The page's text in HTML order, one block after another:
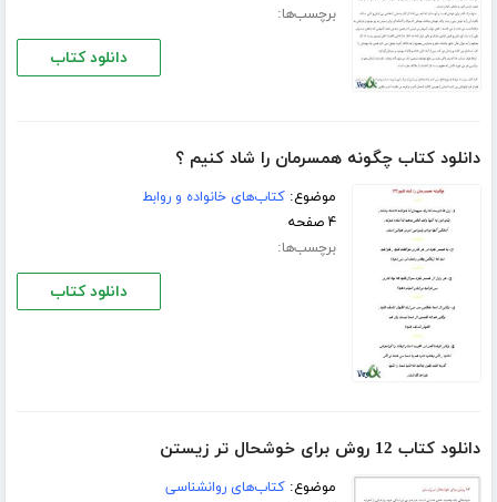
برچسب‌ها:
دانلود کتاب
دانلود کتاب چگونه همسرمان را شاد کنیم ؟
موضوع:کتاب‌های خانواده و روابط
۴ صفحه
برچسب‌ها:
دانلود کتاب
دانلود کتاب 12 روش برای خوشحال تر زیستن
موضوع:کتاب‌های روانشناسی